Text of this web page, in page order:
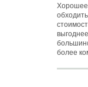
Хорошее
более